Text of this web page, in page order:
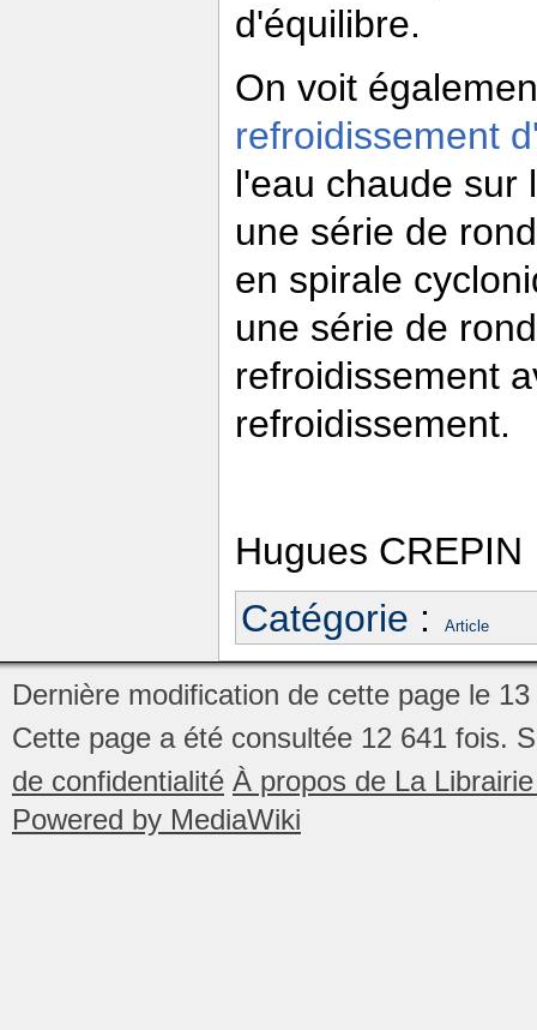
d'équilibre.
On voit
refroidissement
l'eau chaude sur
une série de
en spirale
une série de
refroidissement
refroidissement.
Hugues CREPIN
Catégorie : Article
Dernière modification de cette page le
Cette page a été consultée 12 641 fois.
de confidentialité À propos de La
Powered by MediaWiki